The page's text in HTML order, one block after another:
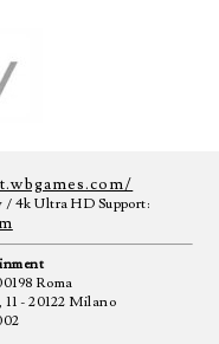
/ 4k Ultra HD Support:
Roma
- 20122 Milano